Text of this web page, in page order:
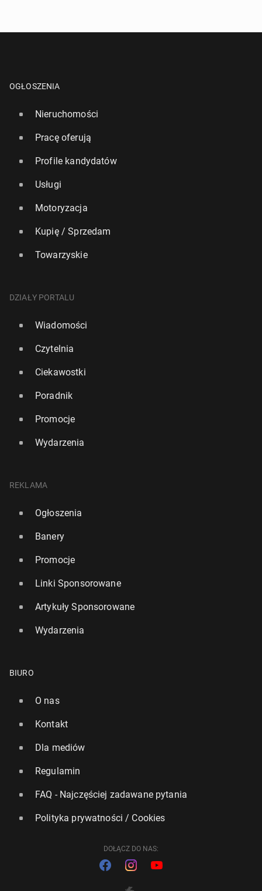
OGŁOSZENIA
Nieruchomości
Pracę oferują
Profile kandydatów
Usługi
Motoryzacja
Kupię / Sprzedam
Towarzyskie
DZIAŁY PORTALU
Wiadomości
Czytelnia
Ciekawostki
Poradnik
Promocje
Wydarzenia
REKLAMA
Ogłoszenia
Banery
Promocje
Linki Sponsorowane
Artykuły Sponsorowane
Wydarzenia
BIURO
O nas
Kontakt
Dla mediów
Regulamin
FAQ - Najczęściej zadawane pytania
Polityka prywatności / Cookies
DOŁĄCZ DO NAS: